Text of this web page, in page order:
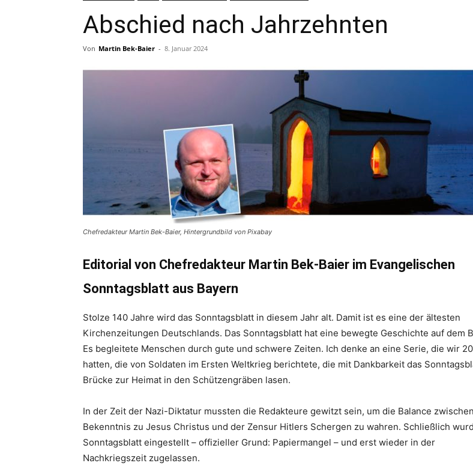
Abschied nach Jahrzehnten
Von Martin Bek-Baier - 8. Januar 2024
Chefredakteur Martin Bek-Baier, Hintergrundbild von Pixabay
Editorial von Chefredakteur Martin Bek-Baier im Evangelischen
Sonntagsblatt aus Bayern
Stolze 140 Jahre wird das Sonntagsblatt in diesem Jahr alt. Damit ist es eine der ältesten
Kirchenzeitungen Deutschlands. Das Sonntagsblatt hat eine bewegte Geschichte auf dem
Es begleitete Menschen durch gute und schwere Zeiten. Ich denke an eine Serie, die wir
hatten, die von Soldaten im Ersten Weltkrieg berichtete, die mit Dankbarkeit das
Brücke zur Heimat in den Schützengräben lasen.
In der Zeit der Nazi-Diktatur mussten die Redakteure gewitzt sein, um die Balance zwischen
Bekenntnis zu Jesus Christus und der Zensur Hitlers Schergen zu wahren. Schließlich
Sonntagsblatt eingestellt – offizieller Grund: Papiermangel – und erst wieder in der
Nachkriegszeit zugelassen.